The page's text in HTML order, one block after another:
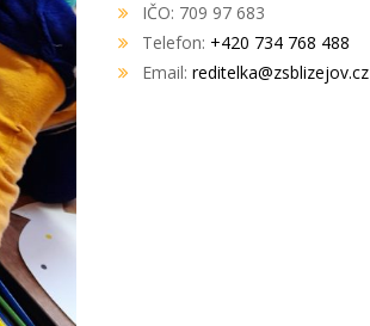
IČO: 709 97 683
Telefon: +420 734 768 488
Email: reditelka@zsblizejov.cz